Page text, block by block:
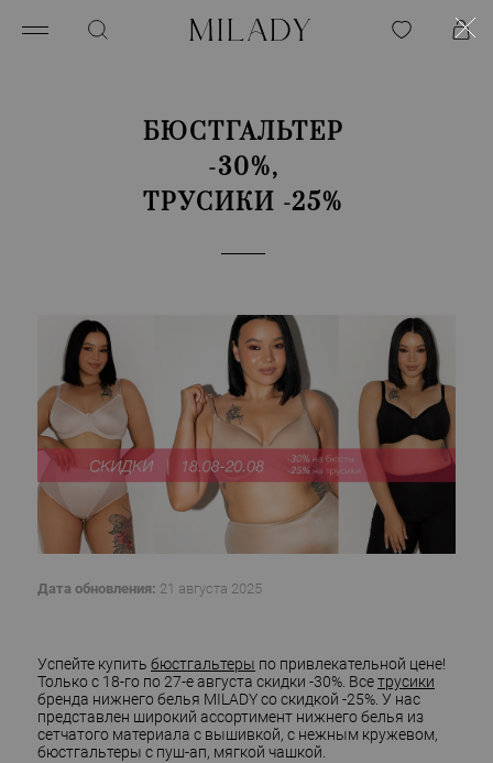
БЮСТГАЛЬТЕР
-30%,
ТРУСИКИ -25%
Дата обновления: 21 августа 2025
Успейте купить бюстгальтеры по привлекательной цене!
Только с 18-го по 27-е августа скидки -30%. Всетрусики
бренда нижнего белья MILADY со скидкой -25%. У нас
представлен широкий ассортимент нижнего белья из
сетчатого материала с вышивкой, с нежным кружевом,
бюстгальтеры с пуш-ап, мягкой чашкой.